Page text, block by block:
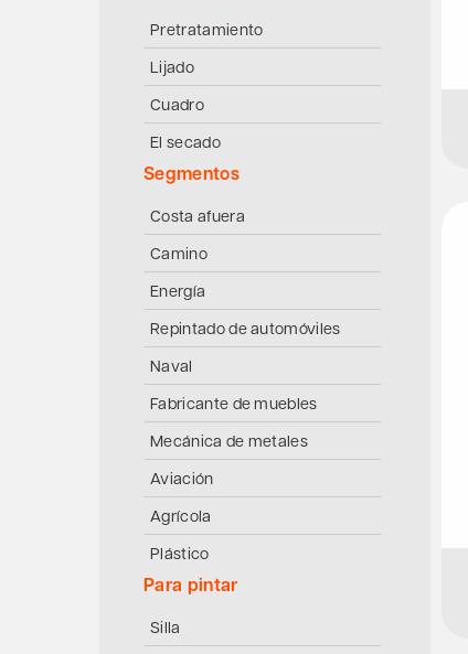
Pretratamiento
Lijado
Cuadro
El secado
Segmentos
Costa afuera
Camino
Energía
Repintado de automóviles
Naval
Fabricante de muebles
Mecánica de metales
Aviación
Agrícola
Plástico
Para pintar
Silla